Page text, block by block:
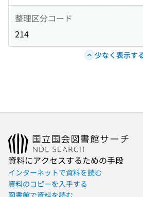
整理区分コード
214
少なく表示す
資料にアクセスするための手段
インターネットで資料を読む
資料のコピーを入手する